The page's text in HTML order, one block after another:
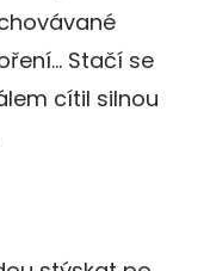
Stačí se
cítil silnou